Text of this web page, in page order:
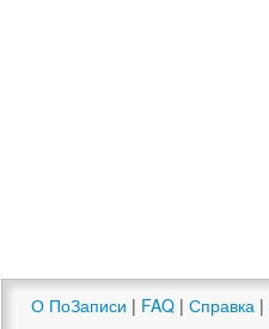
О ПоЗаписи | FAQ | Справка |